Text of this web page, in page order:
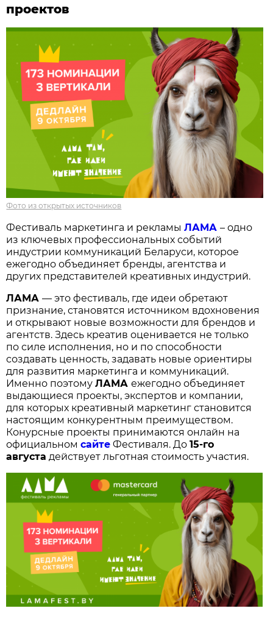
проектов
Фото из открытых источников
Фестиваль маркетинга и рекламыЛАМА– одно
из ключевых профессиональных событий
индустрии коммуникаций Беларуси, которое
ежегодно объединяет бренды, агентства и
других представителей креативных индустрий.
ЛАМА— это фестиваль, где идеи обретают
признание, становятся источником вдохновения
и открывают новые возможности для брендов и
агентств. Здесь креатив оценивается не только
по силе исполнения, но и по способности
создавать ценность, задавать новые ориентиры
для развития маркетинга и коммуникаций.
Именно поэтомуЛАМАежегодно объединяет
выдающиеся проекты, экспертов и компании,
для которых креативный маркетинг становится
настоящим конкурентным преимуществом.
Конурсные проекты принимаются онлайн на
официальномсайте Фестиваля. До15-го
августа действует льготная стоимость участия.